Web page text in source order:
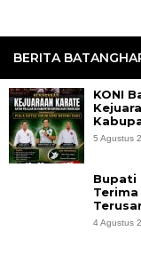
BERITA
KONI
5 Agustus
Bupati
Terima
4 Agustus